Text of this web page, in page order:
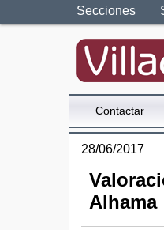
Secciones
Contactar
28/06/2017
Alhama